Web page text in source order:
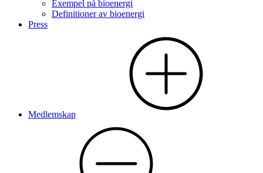
Exempel på bioenergi
Definitioner av bioenergi
Press
Medlemskap